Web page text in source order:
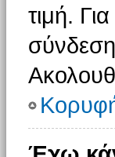
τιμή.